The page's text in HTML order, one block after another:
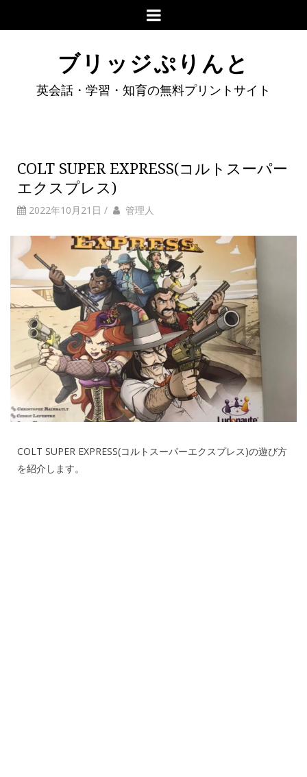
ブリッジぷりんと
英会話・学習・知育の無料プリントサイト
COLT SUPER EXPRESS(コルトスーパー
エクスプレス)
2022年10月21日 / 管理人
COLT SUPER EXPRESS(コルトスーパーエクスプレス)の遊び方
を紹介します。